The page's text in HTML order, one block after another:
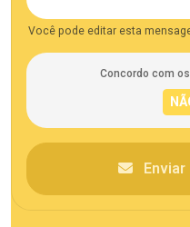
Você pode editar esta
Concordo com os